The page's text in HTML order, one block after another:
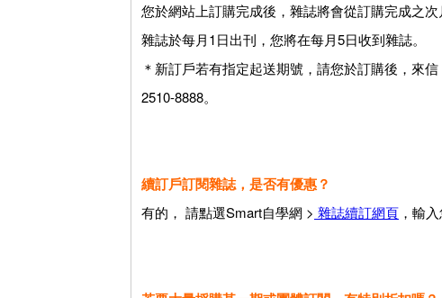
您於網站上訂購完成後，雜誌將會從訂購完成之次
雜誌於每月1日出刊，您將在每月5日收到雜誌。
＊新訂戶若有指定起送期號，請您於訂購後，來信
2510-8888。
續訂戶訂閱雜誌，是否有優惠？
有的， 請點選Smart自學網 > 雜誌續訂網頁 ，輸